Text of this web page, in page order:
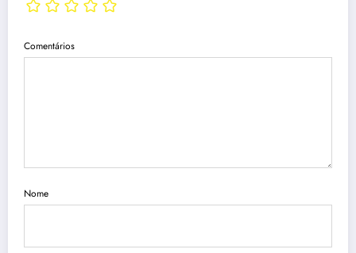
Comentários
Nome